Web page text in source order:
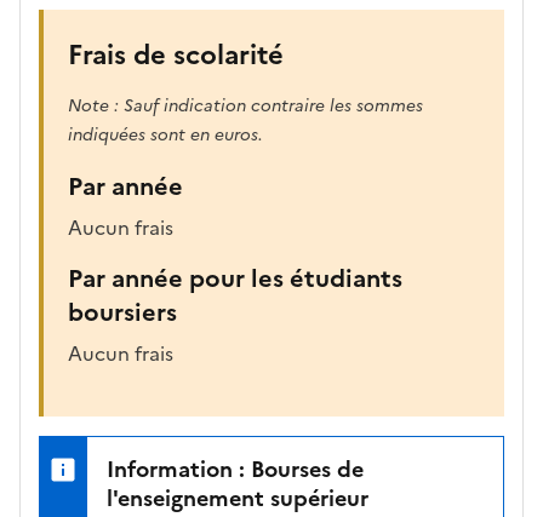
Frais de scolarité
Note : Sauf indication contraire les sommes
indiquées sont en euros.
Par année
Aucun frais
Par année pour les étudiants
boursiers
Aucun frais
Information : Bourses de
l'enseignement supérieur